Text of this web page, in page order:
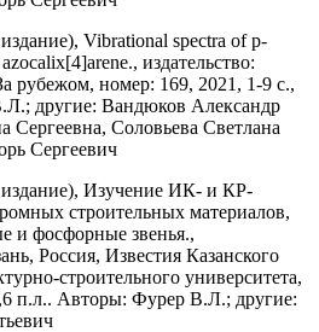
Vibrational spectra of p-
издательство:
рубежом, номер: 169, 2021, 1-9 с.,
другие: Вандюков Александр
Сергеевна, Соловьева Светлана
Сергеевич
издание), Изучение ИК- и КР-
строительных материалов,
и фосфорные звенья.,
Россия, Известия Казанского
строительного университета,
п.л.. Авторы: Фурер В.Л.; другие: